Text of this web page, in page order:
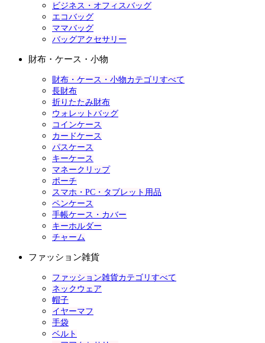
ビジネス・オフィスバッグ
エコバッグ
ママバッグ
バッグアクセサリー
財布・ケース・小物
財布・ケース・小物カテゴリすべて
長財布
折りたたみ財布
ウォレットバッグ
コインケース
カードケース
パスケース
キーケース
マネークリップ
ポーチ
スマホ・PC・タブレット用品
ペンケース
手帳ケース・カバー
キーホルダー
チャーム
ファッション雑貨
ファッション雑貨カテゴリすべて
ネックウェア
帽子
イヤーマフ
手袋
ベルト